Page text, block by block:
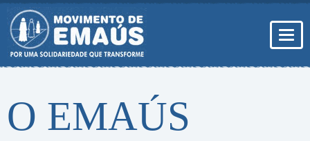
Pular
para
conteúdo
O EMAÚS